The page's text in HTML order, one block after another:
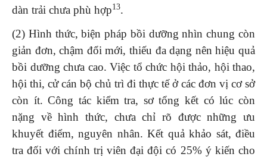
dàn trải chưa phù hợp13.
(2) Hình thức, biện pháp bồi dưỡng nhìn chung còn
giản đơn, chậm đổi mới, thiếu đa dạng nên hiệu quả
bồi dưỡng chưa cao. Việc tổ chức hội thảo, hội thao,
hội thi, cử cán bộ chủ trì đi thực tế ở các đơn vị cơ sở
còn ít. Công tác kiểm tra, sơ tổng kết có lúc còn
nặng về hình thức, chưa chỉ rõ được những ưu
khuyết điểm, nguyên nhân. Kết quả khảo sát, điều
tra đối với chính trị viên đại đội có 25% ý kiến cho